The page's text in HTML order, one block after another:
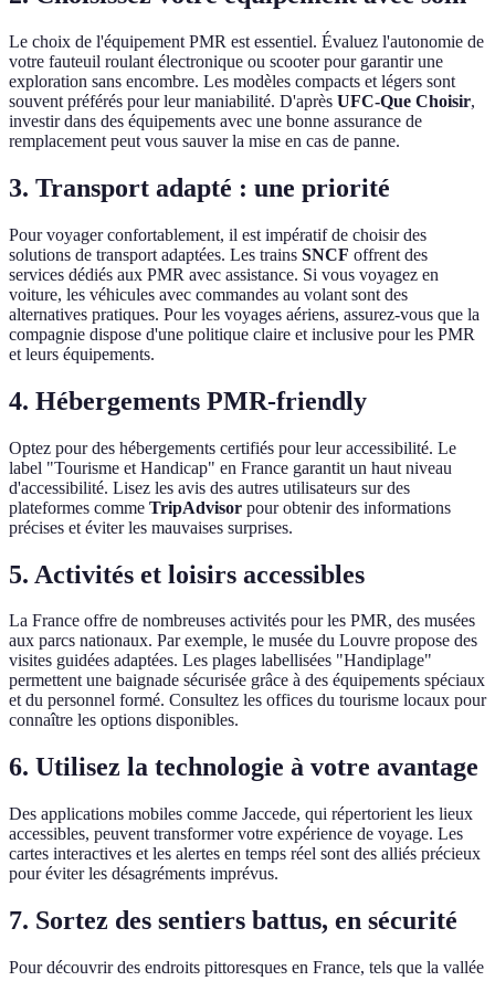
Le choix de l'équipement PMR est essentiel. Évaluez l'autonomie de
votre fauteuil roulant électronique ou scooter pour garantir une
exploration sans encombre. Les modèles compacts et légers sont
souvent préférés pour leur maniabilité. D'après UFC-Que Choisir,
investir dans des équipements avec une bonne assurance de
remplacement peut vous sauver la mise en cas de panne.
3. Transport adapté : une priorité
Pour voyager confortablement, il est impératif de choisir des
solutions de transport adaptées. Les trains SNCF offrent des
services dédiés aux PMR avec assistance. Si vous voyagez en
voiture, les véhicules avec commandes au volant sont des
alternatives pratiques. Pour les voyages aériens, assurez-vous que la
compagnie dispose d'une politique claire et inclusive pour les PMR
et leurs équipements.
4. Hébergements PMR-friendly
Optez pour des hébergements certifiés pour leur accessibilité. Le
label "Tourisme et Handicap" en France garantit un haut niveau
d'accessibilité. Lisez les avis des autres utilisateurs sur des
plateformes comme TripAdvisor pour obtenir des informations
précises et éviter les mauvaises surprises.
5. Activités et loisirs accessibles
La France offre de nombreuses activités pour les PMR, des musées
aux parcs nationaux. Par exemple, le musée du Louvre propose des
visites guidées adaptées. Les plages labellisées "Handiplage"
permettent une baignade sécurisée grâce à des équipements spéciaux
et du personnel formé. Consultez les offices du tourisme locaux pour
connaître les options disponibles.
6. Utilisez la technologie à votre avantage
Des applications mobiles comme Jaccede, qui répertorient les lieux
accessibles, peuvent transformer votre expérience de voyage. Les
cartes interactives et les alertes en temps réel sont des alliés précieux
pour éviter les désagréments imprévus.
7. Sortez des sentiers battus, en sécurité
Pour découvrir des endroits pittoresques en France, tels que la vallée